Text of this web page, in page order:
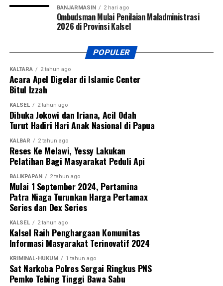
dukungan pemerintah daerah terhadap upaya penguatan
ketahanan pangan berbasis kearifan lokal.
untuk memperkuat sinergi antara pemerintah daerah,
budaya sekaligus mendorong keberlanjutan sektor
pertanian sebagai penopang kehidupan masyarakat Dayak
Views: 140
Bagikan ke
WhatsApp 0 Facebook
Messenger 0 Twitter/X
BANJARMASIN 2 hari ago
Ombudsman Mulai Penilaian Maladministrasi
2026 di Provinsi Kalsel
POPULER
KALTARA 2 tahun ago
Acara Apel Digelar di Islamic Center
Bitul Izzah
KALSEL 2 tahun ago
Dibuka Jokowi dan Iriana, Acil Odah
Turut Hadiri Hari Anak Nasional di Papua
KALBAR 2 tahun ago
Reses Ke Melawi, Yessy Lakukan
Pelatihan Bagi Masyarakat Peduli Api
BALIKPAPAN 2 tahun ago
Mulai 1 September 2024, Pertamina
Patra Niaga Turunkan Harga Pertamax
Series dan Dex Series
KALSEL 2 tahun ago
Kalsel Raih Penghargaan Komunitas
Informasi Masyarakat Terinovatif 2024
KRIMINAL-HUKUM 1 tahun ago
Sat Narkoba Polres Sergai Ringkus PNS
Pemko Tebing Tinggi Bawa Sabu